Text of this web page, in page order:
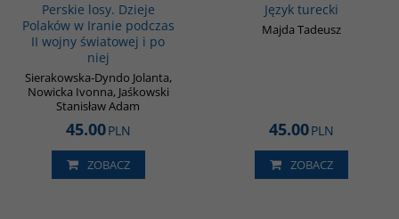
Perskie losy. Dzieje
Polaków w Iranie podczas
II wojny światowej i po
niej
Sierakowska-Dyndo Jolanta,
Nowicka Ivonna, Jaśkowski
Stanisław Adam
45.00PLN
ZOBACZ
Język turecki
Majda Tadeusz
45.00PLN
ZOBACZ